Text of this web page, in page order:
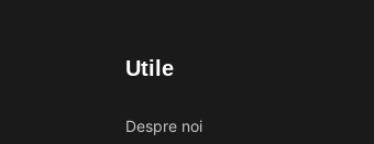
Utile
Despre noi